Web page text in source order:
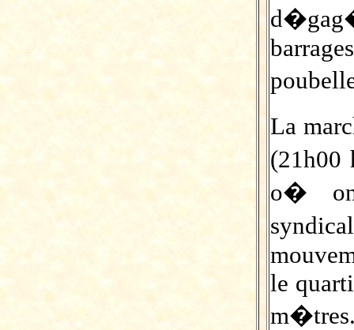
La
o�
le